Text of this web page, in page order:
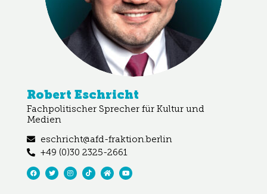
Robert Eschricht
Fachpolitischer Sprecher für Kultur und
Medien
eschricht@afd-fraktion.berlin
+49 (0)30 2325-2661